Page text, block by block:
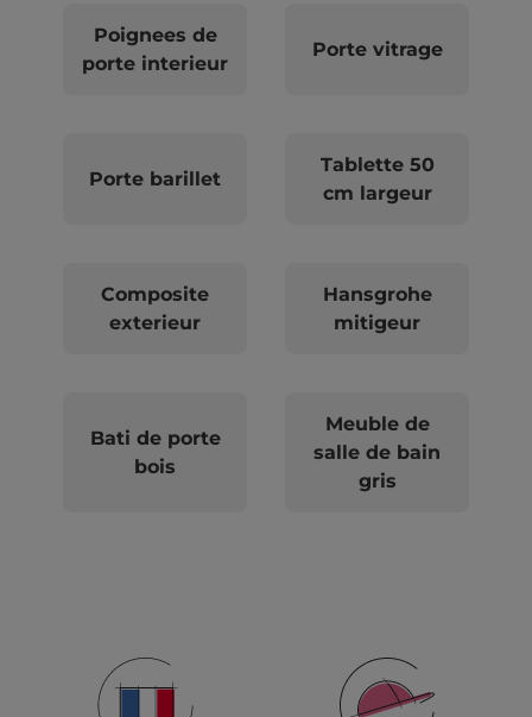
Poignees de
porte interieur
Porte vitrage
Porte barillet
Tablette 50
cm largeur
Composite
exterieur
Hansgrohe
mitigeur
Bati de porte
bois
Meuble de
salle de bain
gris